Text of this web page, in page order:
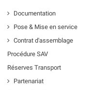
Documentation
Pose & Mise en service
Contrat d'assemblage
Procédure SAV
Réserves Transport
Partenariat